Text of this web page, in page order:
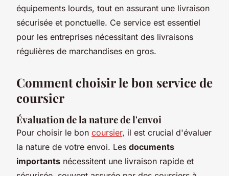
équipements lourds, tout en assurant une livraison
sécurisée et ponctuelle. Ce service est essentiel
pour les entreprises nécessitant des livraisons
régulières de marchandises en gros.
Comment choisir le bon service de
coursier
Évaluation de la nature de l'envoi
Pour choisir le bon coursier, il est crucial d'évaluer
la nature de votre envoi. Les documents
importants nécessitent une livraison rapide et